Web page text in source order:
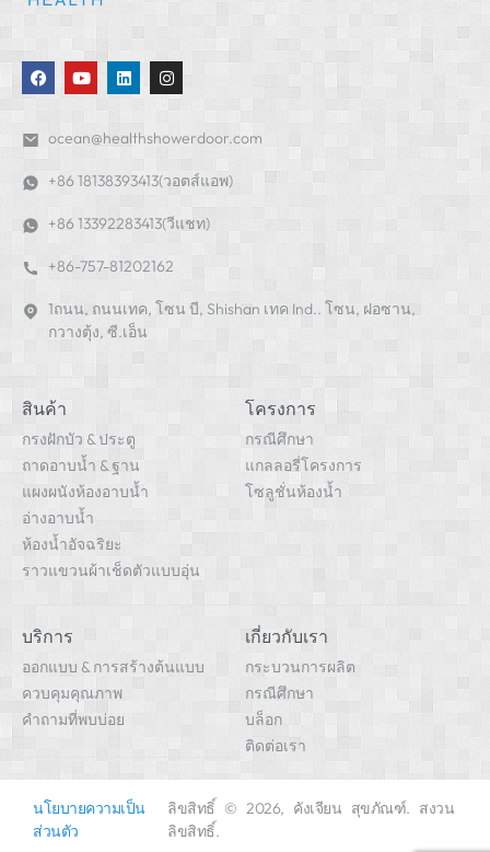
ocean@healthshowerdoor.com
+86 18138393413(วอตส์แอพ)
+86 13392283413(วีแชท)
+86-757-81202162
1ถนน, ถนนเทค, โซน บี, Shishan เทค Ind.. โซน, ฝอซาน,
กวางตุ้ง, ซี.เอ็น
สินค้า
กรงฝักบัว & ประตู
ถาดอาบน้ำ & ฐาน
แผงผนังห้องอาบน้ำ
อ่างอาบน้ำ
ห้องน้ำอัจฉริยะ
ราวแขวนผ้าเช็ดตัวแบบอุ่น
โครงการ
กรณีศึกษา
แกลลอรี่โครงการ
โซลูชั่นห้องน้ำ
บริการ
ออกแบบ & การสร้างต้นแบบ
ควบคุมคุณภาพ
คำถามที่พบบ่อย
เกี่ยวกับเรา
กระบวนการผลิต
กรณีศึกษา
บล็อก
ติดต่อเรา
นโยบายความเป็น
ส่วนตัว
ลิขสิทธิ์ © 2026, คังเจียน สุขภัณฑ์. สงวน
ลิขสิทธิ์.